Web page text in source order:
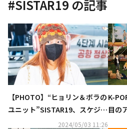
#SISTAR19 の記事
【PHOTO】“ヒョリン＆ボラの
ユニット”SISTAR19、スケジュ
ールのためタイへ出国2024/05/03 11:26
K-
目の
集